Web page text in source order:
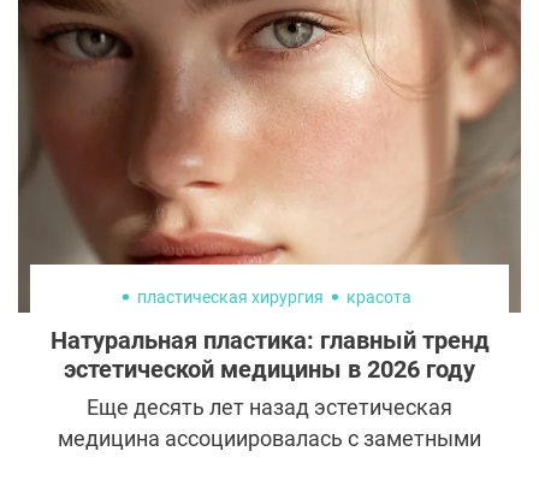
«самый безопасный» метод вне контекста
конкретной операции и состояния
организма.
пластическая хирургия красота
Натуральная пластика: главный тренд
эстетической медицины в 2026 году
Еще десять лет назад эстетическая
медицина ассоциировалась с заметными